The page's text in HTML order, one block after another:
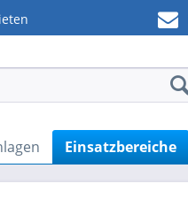
Einsatzbereiche